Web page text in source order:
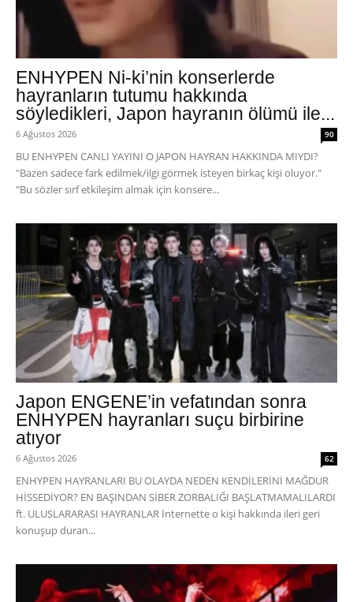
ENHYPEN Ni-ki’nin konserlerde
hayranların tutumu hakkında
söyledikleri, Japon hayranın ölümü ile...
6 Ağustos 2026 90
BU ENHYPEN CANLI YAYINI O JAPON HAYRAN HAKKINDA MIYDI?
"Bazen sadece fark edilmek/ilgi görmek isteyen birkaç kişi oluyor."
"Bu sözler sırf etkileşim almak için konsere...
Japon ENGENE’in vefatından sonra
ENHYPEN hayranları suçu birbirine
atıyor
6 Ağustos 2026 62
ENHYPEN HAYRANLARI BU OLAYDA NEDEN KENDİLERİNİ MAĞDUR
HİSSEDİYOR? EN BAŞINDAN SİBER ZORBALIĞI BAŞLATMAMALILARDI
ft. ULUSLARARASI HAYRANLAR İnternette o kişi hakkında ileri geri
konuşup duran...